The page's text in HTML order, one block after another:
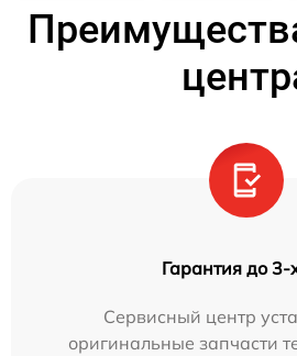
Гарантия до 3-
Сервисный центр
оригинальные запчасти